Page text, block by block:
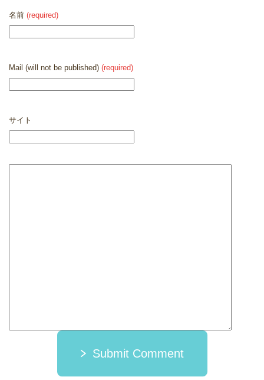
名前 (required)
Mail (will not be published) (required)
サイト
Submit Comment